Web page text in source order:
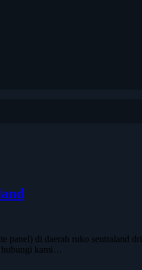
di daerah ruko sentraland
hubungi kami…